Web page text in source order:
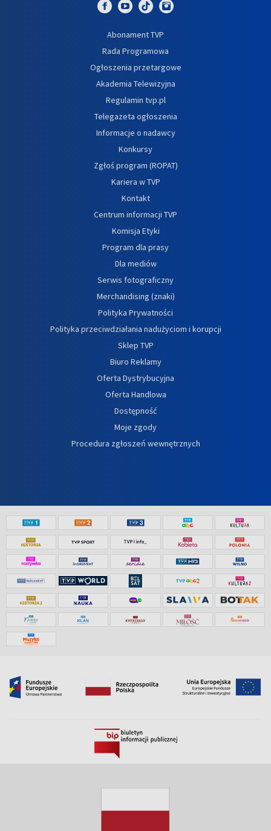
Abonament TVP
Rada Programowa
Ogłoszenia przetargowe
Akademia Telewizyjna
Regulamin tvp.pl
Telegazeta ogłoszenia
Informacje o nadawcy
Konkursy
Zgłoś program (ROPAT)
Kariera w TVP
Kontakt
Centrum informacji TVP
Komisja Etyki
Program dla prasy
Dla mediów
Serwis fotograficzny
Merchandising (znaki)
Polityka Prywatności
Polityka przeciwdziałania nadużyciom i korupcji
Sklep TVP
Biuro Reklamy
Oferta Dystrybucyjna
Oferta Handlowa
Dostępność
Moje zgody
Procedura zgłoszeń wewnętrznych